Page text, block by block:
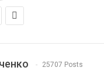
25707 Posts